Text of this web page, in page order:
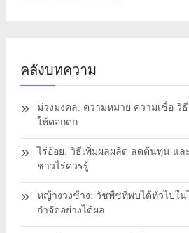
คลังบทความ
ม่วงมงคล: ความหมาย ความเชื่อ วิ
ให้ดอกดก
ไร่อ้อย: วิธีเพิ่มผลผลิต ลดต้นทุน แล
ชาวไร่ควรรู้
หญ้างวงช้าง: วัชพืชที่พบได้ทั่วไปใ
กำจัดอย่างได้ผล